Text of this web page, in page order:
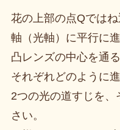
花の上部の点Qでは
軸（光軸）に平行に
凸レンズの中心を通る
それぞれどのように進
2つの光の道すじを
さい。